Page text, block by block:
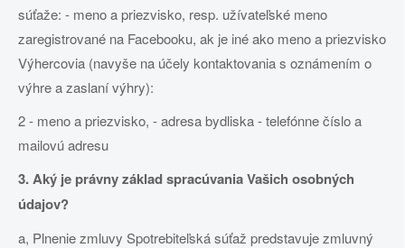
súťaže: - meno a priezvisko, resp. užívateľské meno
zaregistrované na Facebooku, ak je iné ako meno a priezvisko
Výhercovia (navyše na účely kontaktovania s oznámením o
výhre a zaslaní výhry):
2 - meno a priezvisko, - adresa bydliska - telefónne číslo a
mailovú adresu
3. Aký je právny základ spracúvania Vašich osobných
údajov?
a, Plnenie zmluvy Spotrebiteľská súťaž predstavuje zmluvný